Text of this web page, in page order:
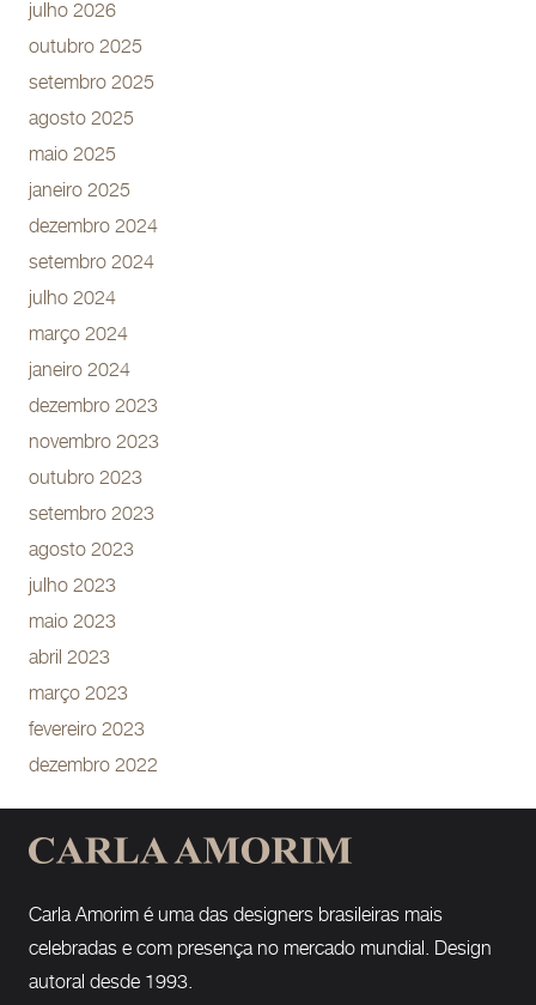
julho 2026
outubro 2025
setembro 2025
agosto 2025
maio 2025
janeiro 2025
dezembro 2024
setembro 2024
julho 2024
março 2024
janeiro 2024
dezembro 2023
novembro 2023
outubro 2023
setembro 2023
agosto 2023
julho 2023
maio 2023
abril 2023
março 2023
fevereiro 2023
dezembro 2022
Carla Amorim é uma das designers brasileiras mais
celebradas e com presença no mercado mundial. Design
autoral desde 1993.